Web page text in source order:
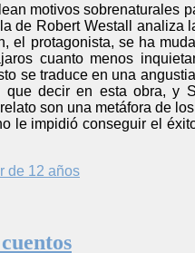
motivos sobrenaturales
de Robert Westall
el protagonista, se ha
cuanto menos
se traduce en una
que decir en esta obra, y
son una metáfora de
le impidió conseguir el
de 12 años